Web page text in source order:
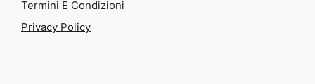
Termini E Condizioni
Privacy Policy